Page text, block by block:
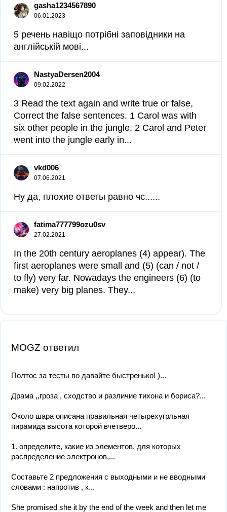
gasha1234567890
06.01.2023
5 речень навіщо потрібні заповідники на
англійській мові​...
NastyaDersen2004
09.02.2022
3 Read the text again and write true or false,
Correct the false sentences. 1 Carol was with
six other people in the jungle. 2 Carol and Peter
went into the jungle early in...
vkd006
07.06.2021
Ну да, плохие ответы равно чс...​...
fatima777799ozu0sv
27.02.2021
In the 20th century aeroplanes (4) appear). The
first aeroplanes were small and (5) (can / not /
to fly) very far. Nowadays the engineers (6) (to
make) very big planes. They...
MOGZ ответил
Полтос за тесты по давайте быстренько! )​...
Драма ,,гроза , сходство и различие тихона и бориса?...
Около шара описана правильная четырехугрльная
пирамида высота которой вчетверо...
1. определите, какие из элементов, для которых
распределение электронов,...
Составьте 2 предложения с выходными и не вводными
словами : напротив , к...
She promised she it by the end of the week and then let me